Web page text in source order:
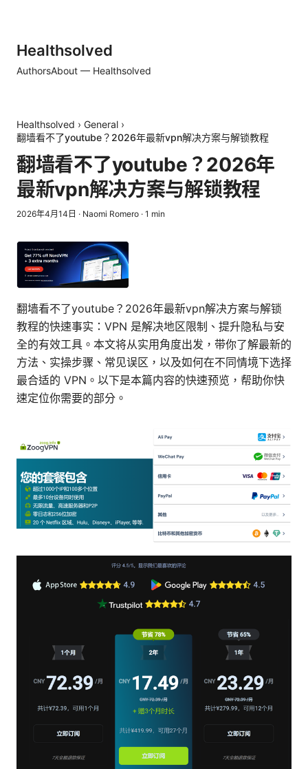
Healthsolved
AuthorsAbout — Healthsolved
Healthsolved › General ›
翻墙看不了youtube？2026年最新vpn解决方案与解锁教程
翻墙看不了youtube？2026年
最新vpn解决方案与解锁教程
2026年4月14日 · Naomi Romero · 1 min
翻墙看不了youtube？2026年最新vpn解决方案与解锁
教程的快速事实：VPN 是解决地区限制、提升隐私与安
全的有效工具。本文将从实用角度出发，带你了解最新的
方法、实操步骤、常见误区，以及如何在不同情境下选择
最合适的 VPN。以下是本篇内容的快速预览，帮助你快
速定位你需要的部分。